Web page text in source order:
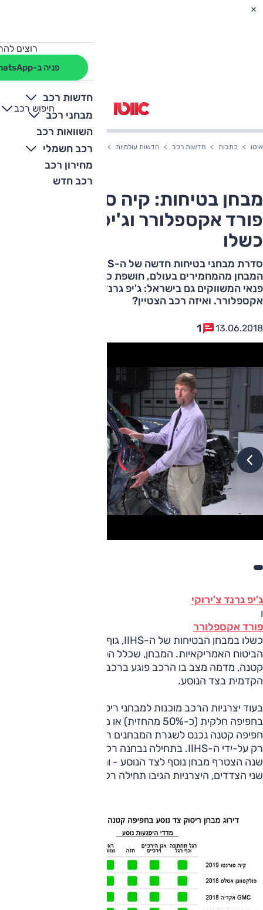
רוצים
פניה ב-WhatsApp
חדשות רכב
מבחני רכב
השוואות רכב
רכב חשמלי
מחירון רכב
רכב חדש
חיפוש רכב
+
-
אוטו כתבות חדשות רכב חדשות עולמיות מבחן בטיחות: קיה סורנטו מצטיין,
מבחן בטיחות: קיה סורנטו מצטיין,
פורד אקספלורר וג'יפ גרנד צ'ירוקי
כשלו
המבחן מהמחמירים בעולם, חושפת כשלים משמעותיים ברכבי
פנאי המשווקים גם בישראל: ג'יפ גרנד צ'ירוקי ופורד
אקספלורר. ואיזה רכב הצטיין?
13.06.2018
1
ג'יפ גרנד צ'ירוקי
ו
פורד אקספלורר
כשלו במבחן הבטיחות של ה-IIHS, גוף המחקר של איגוד חברות
הביטוח האמריקאיות. המבחן, שכלל הפעם ריסוק חזיתי בחפיפה
קטנה, מדמה מצב בו הרכב פוגע ברכב אחר, עמוד או עץ בפינה
הקדמית בצד הנוסע.
בעוד יצרניות הרכב מוכנות למבחני ריסוק שבודקים עמידות
רק על-ידי ה-IIHS. בתחילה נבחנה רק הגנה בצד הנהג, אך לפני
שנה הצטרף מבחן נוסף לצד הנוסע - והוכיח שבמקום למגן את
שני הצדדים, היצרניות הגיבו תחילה רק במיגון צד הנהג.